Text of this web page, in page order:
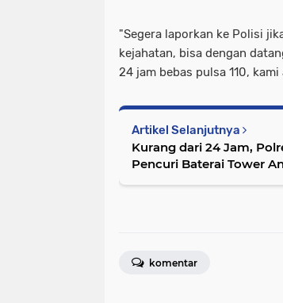
"Segera laporkan ke Polisi
kejahatan, bisa dengan
24 jam bebas pulsa 110,
Artikel Selanjutnya
Kurang dari 24 Jam,
Pencuri Baterai Tower
komentar